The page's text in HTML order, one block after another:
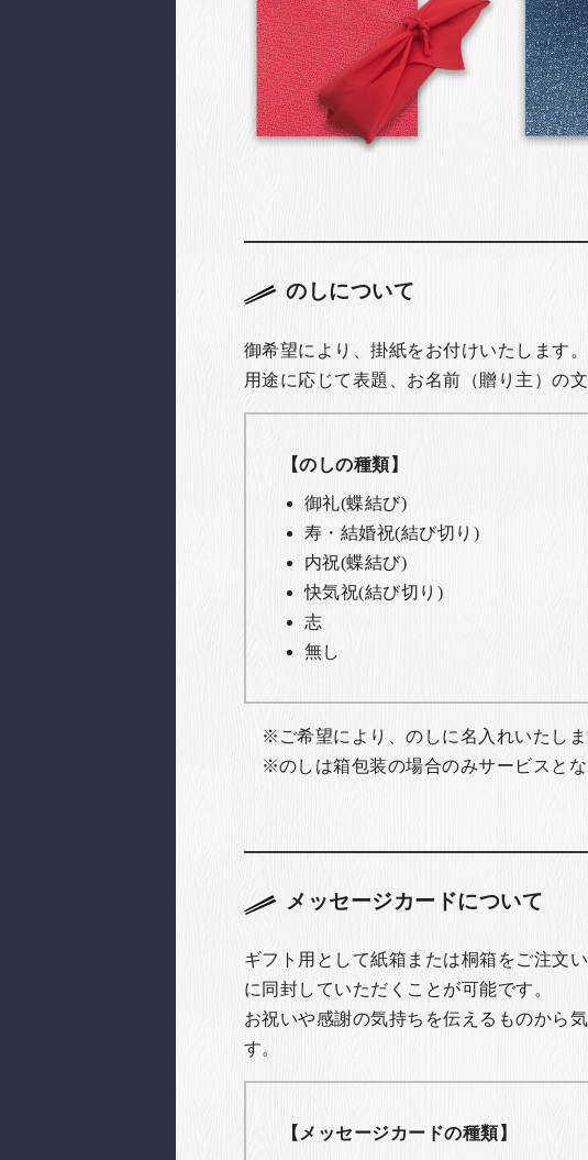
のしについて
御希望により、掛紙をお付けいたします。
用途に応じて表題、お名前（贈り主）の
【のしの種類】
御礼(蝶結び)
寿・結婚祝(結び切り)
内祝(蝶結び)
快気祝(結び切り)
志
無し
ご希望により、のしに名入れいたしま
のしは箱包装の場合のみサービスとな
メッセージカードについて
ギフト用として紙箱または桐箱をご注文
に同封していただくことが可能です。
お祝いや感謝の気持ちを伝えるものから
す。
【メッセージカードの種類】